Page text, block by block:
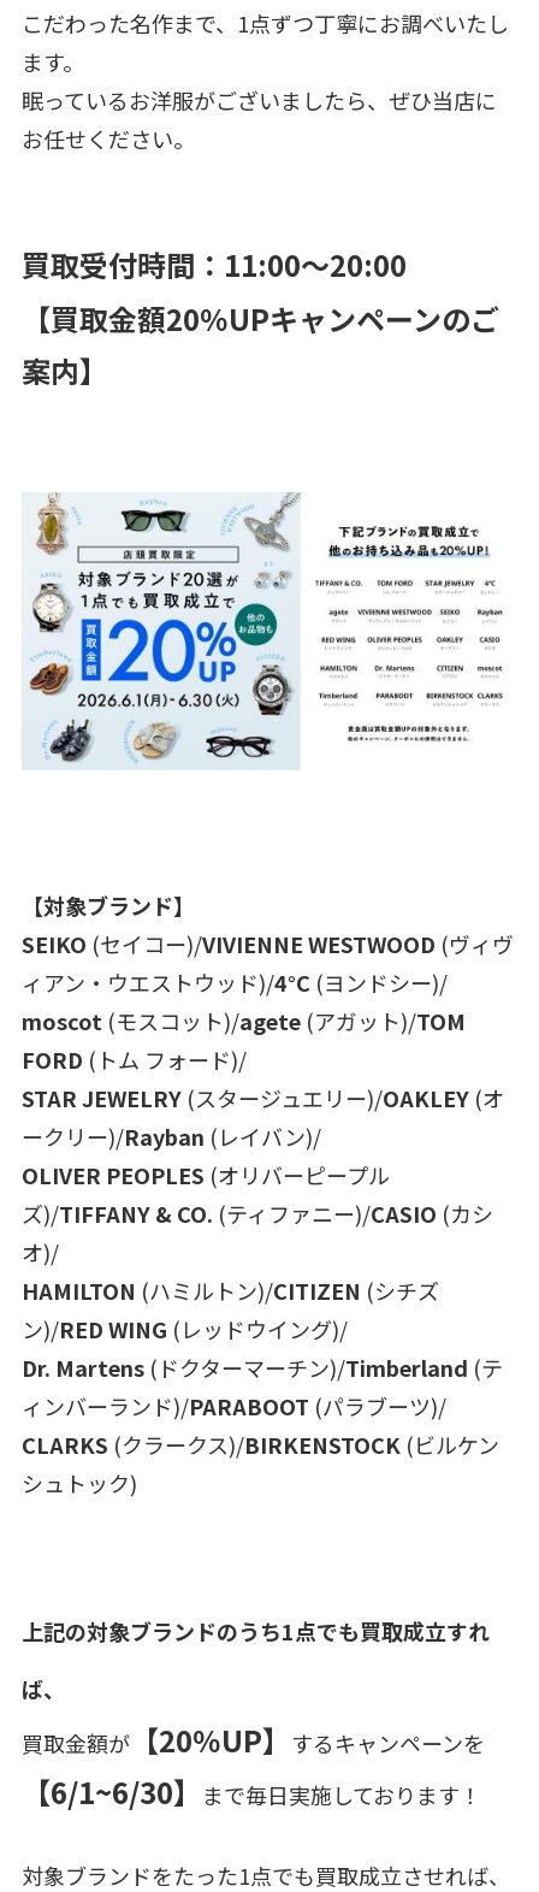
こだわった名作まで、1点ずつ丁寧にお調べいたし
ます。
眠っているお洋服がございましたら、ぜひ当店に
お任せください。
買取受付時間：11:00～20:00
【買取金額20％UPキャンペーンのご
案内】
【対象ブランド】
SEIKO (セイコー)/VIVIENNE WESTWOOD (ヴィヴ
ィアン・ウエストウッド)/4°C (ヨンドシー)/
moscot (モスコット)/agete (アガット)/TOM
FORD (トム フォード)/
STAR JEWELRY(スタージュエリー)/OAKLEY (オ
ークリー)/Rayban (レイバン)/
OLIVER PEOPLES (オリバーピープル
ズ)/TIFFANY & CO. (ティファニー)/CASIO (カシ
オ)/
HAMILTON (ハミルトン)/CITIZEN (シチズ
ン)/RED WING (レッドウイング)/
Dr. Martens(ドクターマーチン)/Timberland (テ
ィンバーランド)/PARABOOT (パラブーツ)/
CLARKS (クラークス)/BIRKENSTOCK (ビルケン
シュトック)
上記の対象ブランドのうち1点でも買取成立すれ
ば、
買取金額が【20％UP】 するキャンペーンを
【6/1~6/30】 まで毎日実施しております！
対象ブランドをたった1点でも買取成立させれば、